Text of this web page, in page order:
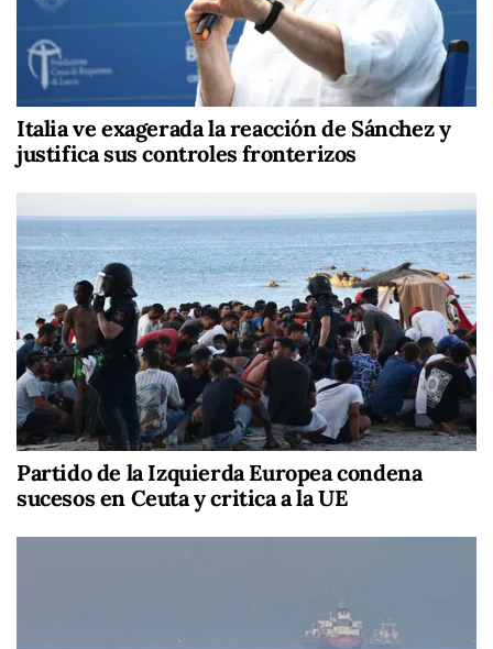
Italia ve exagerada la reacción de Sánchez y
justifica sus controles fronterizos
Partido de la Izquierda Europea condena
sucesos en Ceuta y critica a la UE